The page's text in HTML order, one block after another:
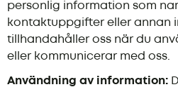
personlig information som
kontaktuppgifter eller annan
tillhandahåller oss när du
eller kommunicerar med oss.
Användning av information: